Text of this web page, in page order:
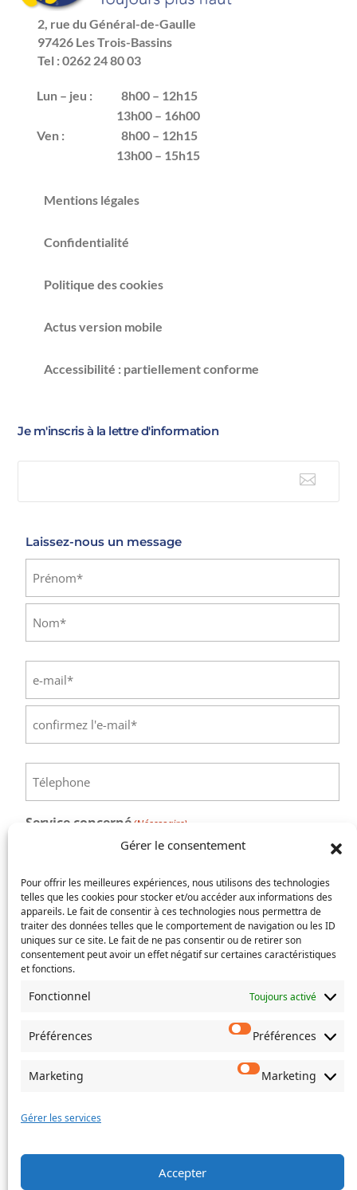
Gérer le consentement
Pour offrir les meilleures expériences, nous utilisons des technologies
telles que les cookies pour stocker et/ou accéder aux informations des
appareils. Le fait de consentir à ces technologies nous permettra de
traiter des données telles que le comportement de navigation ou les ID
uniques sur ce site. Le fait de ne pas consentir ou de retirer son
consentement peut avoir un effet négatif sur certaines caractéristiques
et fonctions.
Fonctionnel Toujours activé
Préférences Préférences
Marketing Marketing
Gérer les services
Accepter
2, rue du Général-de-Gaulle
97426 Les Trois-Bassins
Tel : 0262 24 80 03
Lun – jeu :
8h00 – 12h15
13h00 – 16h00
Ven :
8h00 – 12h15
13h00 – 15h15
Mentions légales
Confidentialité
Politique des cookies
Actus version mobile
Accessibilité : partiellement conforme
Je m'inscris à la lettre d'information

Laissez-nous un message
Prénom
mail(Nécessaire)
Saisissez
un
e-
mail
mail
Service concerné(Nécessaire)
Si votre demande concerne des actes de naissance et/ou
de mariage, choisissez l'Etat-Civil comme service
concerné.
Objet